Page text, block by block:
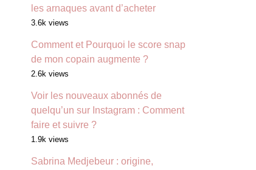
les arnaques avant d’acheter
3.6k views
Comment et Pourquoi le score snap
de mon copain augmente ?
2.6k views
Voir les nouveaux abonnés de
quelqu’un sur Instagram : Comment
faire et suivre ?
1.9k views
Sabrina Medjebeur : origine,